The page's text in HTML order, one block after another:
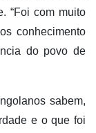
“Foi com muito
conhecimento
do povo de
sabem,
e o que foi